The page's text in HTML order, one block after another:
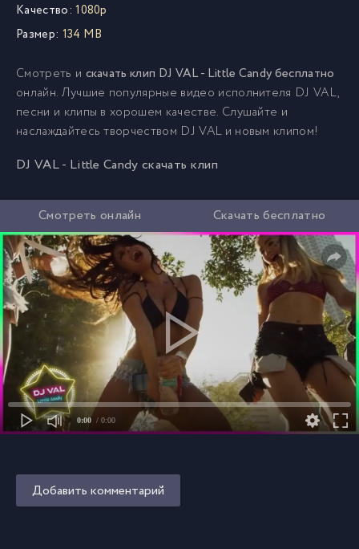
Качество: 1080p
Размер: 134 MB
Смотреть и скачать клип DJ VAL - Little Candy бесплатно
онлайн. Лучшие популярные видео исполнителя DJ VAL,
песни и клипы в хорошем качестве. Слушайте и
наслаждайтесь творчеством DJ VAL и новым клипом!
DJ VAL - Little Candy скачать клип
Смотреть онлайн Скачать бесплатно
0:00 / 0:00
Добавить комментарий